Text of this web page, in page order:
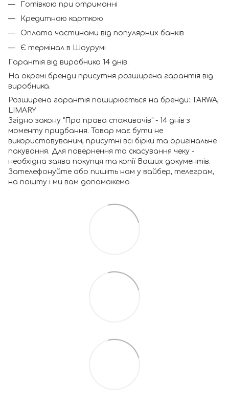
Готівкою при отриманні
Кредитною карткою
Оплата частинами від популярних банків
Є термінал в Шоурумі
Гарантія від виробника 14 днів.
На окремі бренди присутня розширена гарантія від
виробника.
Розширена гарантія поширюється на бренди: TARWA,
LIMARY
Згідно закону "Про права споживачів" - 14 днів з
моменту придбання. Товар має бути не
використовуваним, присутні всі бірки та оригінальне
пакування. Для повернення та скасування чеку -
необхідна заява покупця та копії Ваших документів.
Зателефонуйте або пишіть нам у вайбер, телеграм,
на пошту і ми вам допоможемо